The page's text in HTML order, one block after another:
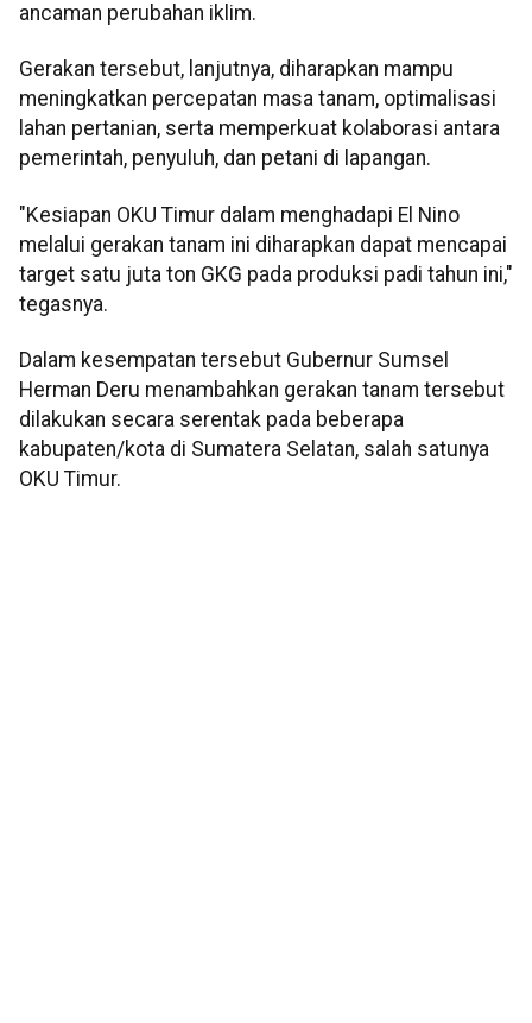
ancaman perubahan iklim.
Gerakan tersebut, lanjutnya, diharapkan mampu
meningkatkan percepatan masa tanam, optimalisasi
lahan pertanian, serta memperkuat kolaborasi antara
pemerintah, penyuluh, dan petani di lapangan.
"Kesiapan OKU Timur dalam menghadapi El Nino
melalui gerakan tanam ini diharapkan dapat mencapai
target satu juta ton GKG pada produksi padi tahun ini,"
tegasnya.
Dalam kesempatan tersebut Gubernur Sumsel
Herman Deru menambahkan gerakan tanam tersebut
dilakukan secara serentak pada beberapa
kabupaten/kota di Sumatera Selatan, salah satunya
OKU Timur.